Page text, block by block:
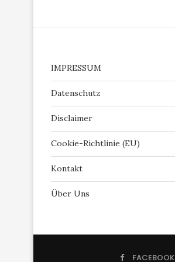
IMPRESSUM
Datenschutz
Disclaimer
Cookie-Richtlinie (EU)
Kontakt
Über Uns
FACEBOOK